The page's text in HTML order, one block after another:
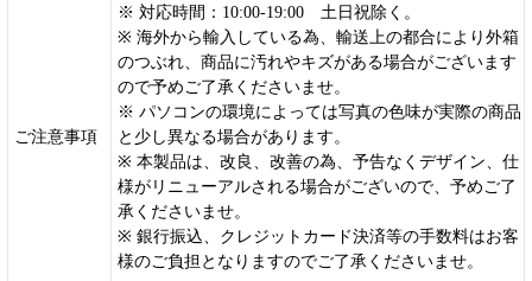
ご注意事項
※ 対応時間：10:00-19:00 土日祝除く。
※ 海外から輸入している為、輸送上の都合により外箱
のつぶれ、商品に汚れやキズがある場合がございます
ので予めご了承くださいませ。
※ パソコンの環境によっては写真の色味が実際の商品
と少し異なる場合があります。
※ 本製品は、改良、改善の為、予告なくデザイン、仕
様がリニューアルされる場合がございので、予めご了
承くださいませ。
※ 銀行振込、クレジットカード決済等の手数料はお客
様のご負担となりますのでご了承くださいませ。